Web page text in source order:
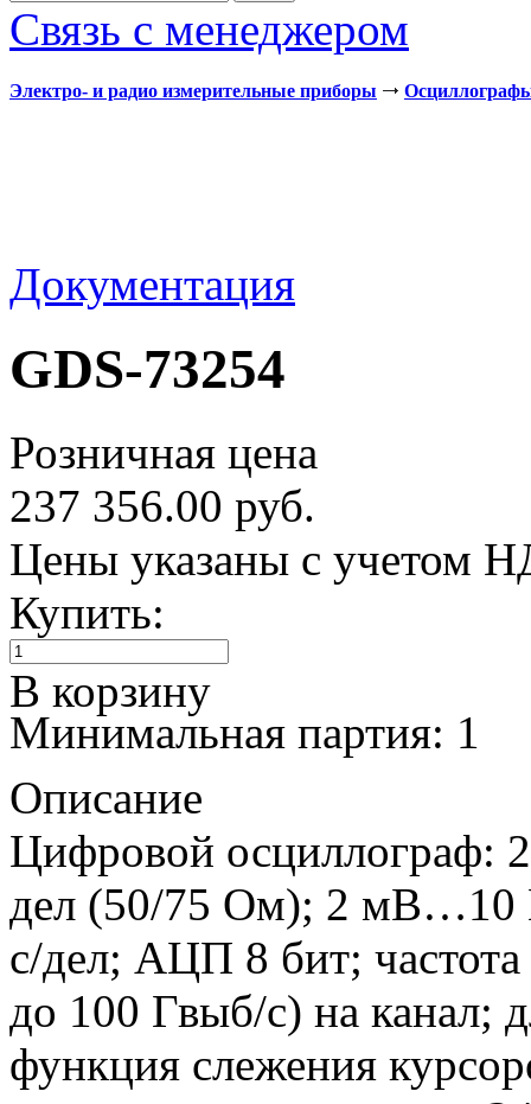
Связь с менеджером
Электро- и радио измерительные приборы
Документация
GDS-73254
Розничная цена
237 356.00 руб.
Цены указаны с учетом
Купить:
В корзину
Минимальная партия: 1
Описание
Цифровой
дел (50/75 Ом); 2
с/дел; АЦП 8 бит;
до 100 Гвыб/с) на канал;
функция слежения